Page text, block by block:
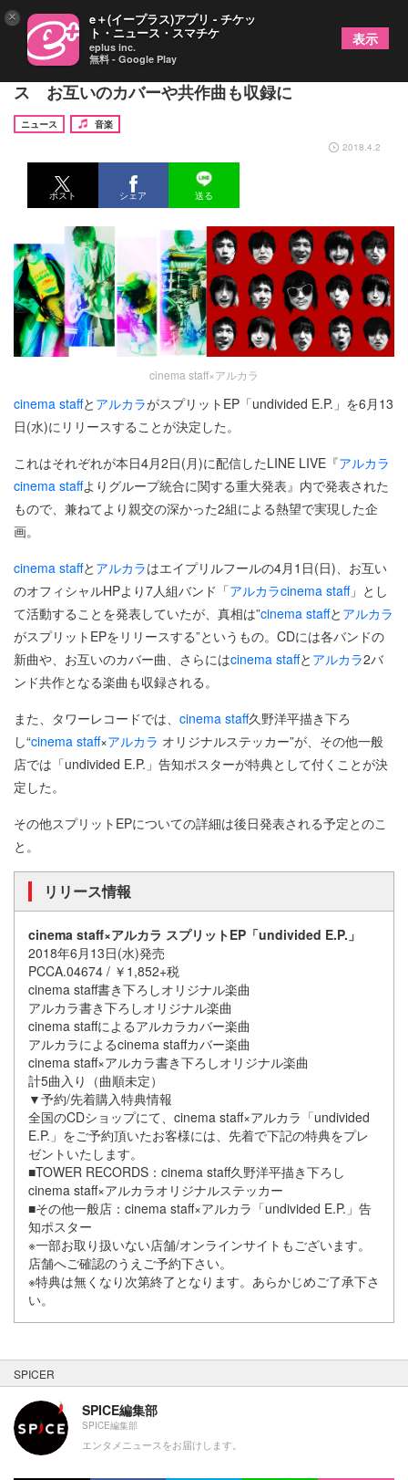
cinema staff×アルカラ、スプリットEPをリリー
ス お互いのカバーや共作曲も収録に
ニュース
音楽
2018.4.2
ポスト シェア 送る
cinema staff×アルカラ
cinema staffと アルカラがスプリットEP「undivided E.P.」を6月13
日(水)にリリースすることが決定した。
これはそれぞれが本日4月2日(月)に配信したLINE LIVE『アルカラ
cinema staffよりグループ統合に関する重大発表』内で発表された
もので、兼ねてより親交の深かった2組による熱望で実現した企
画。
cinema staffと アルカラはエイプリルフールの4月1日(日)、お互い
のオフィシャルHPより7人組バンド「アルカラcinema staff」とし
て活動することを発表していたが、真相は”cinema staffと アルカラ
がスプリットEPをリリースする”というもの。CDには各バンドの
新曲や、お互いのカバー曲、さらにはcinema staffと アルカラ2バ
ンド共作となる楽曲も収録される。
また、タワーレコードでは、 cinema staff久野洋平描き下ろ
し“cinema staff×アルカラ オリジナルステッカー”が、その他一般
店では「undivided E.P.」告知ポスターが特典として付くことが決
定した。
その他スプリットEPについての詳細は後日発表される予定とのこ
と。
リリース情報
cinema staff×アルカラ スプリットEP「undivided E.P.」
2018年6月13日(水)発売
PCCA.04674 / ￥1,852+税
cinema staff書き下ろしオリジナル楽曲
アルカラ書き下ろしオリジナル楽曲
cinema staffによるアルカラカバー楽曲
アルカラによるcinema staffカバー楽曲
cinema staff×アルカラ書き下ろしオリジナル楽曲
計5曲入り（曲順未定）
▼予約/先着購入特典情報
全国のCDショップにて、cinema staff×アルカラ「undivided
E.P.」をご予約頂いたお客様には、先着で下記の特典をプレ
ゼントいたします。
■TOWER RECORDS：cinema staff久野洋平描き下ろし
cinema staff×アルカラオリジナルステッカー
■その他一般店：cinema staff×アルカラ「undivided E.P.」告
知ポスター
※一部お取り扱いない店舗/オンラインサイトもございます。
店舗へご確認のうえご予約下さい。
※特典は無くなり次第終了となります。あらかじめご了承下さ
い。
SPICER
SPICE編集部
SPICE編集部
エンタメニュースをお届けします。
× e＋(イープラス)アプリ - チケッ
ト・ニュース・スマチケ
eplus inc.
無料 - Google Play
表示